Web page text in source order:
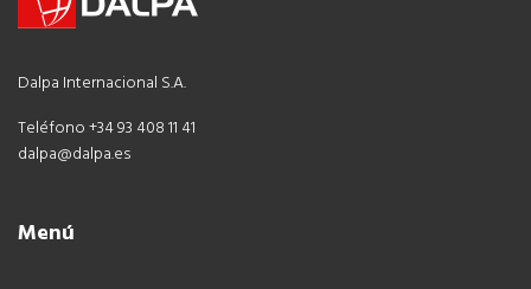
Dalpa Internacional S.A.
Teléfono +34 93 408 11 41
dalpa@dalpa.es
Menú